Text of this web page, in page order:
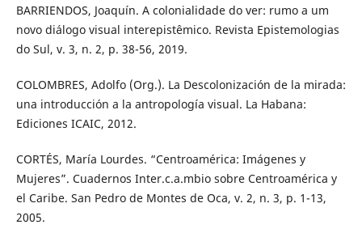
BARRIENDOS, Joaquín. A colonialidade do ver: rumo a um
novo diálogo visual interepistêmico. Revista Epistemologias
do Sul, v. 3, n. 2, p. 38-56, 2019.
COLOMBRES, Adolfo (Org.). La Descolonización de la mirada:
una introducción a la antropología visual. La Habana:
Ediciones ICAIC, 2012.
CORTÉS, María Lourdes. “Centroamérica: Imágenes y
Mujeres”. Cuadernos Inter.c.a.mbio sobre Centroamérica y
el Caribe. San Pedro de Montes de Oca, v. 2, n. 3, p. 1-13,
2005.